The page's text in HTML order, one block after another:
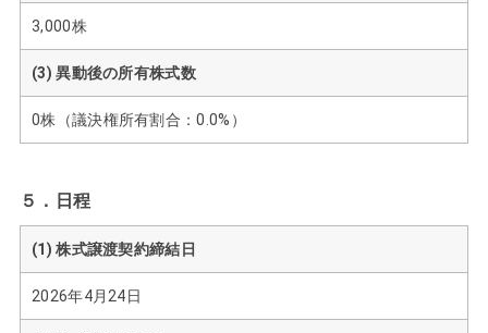
3,000株
(3) 異動後の所有株式数
0株（議決権所有割合：0.0%）
５．日程
(1) 株式譲渡契約締結日
2026年4月24日